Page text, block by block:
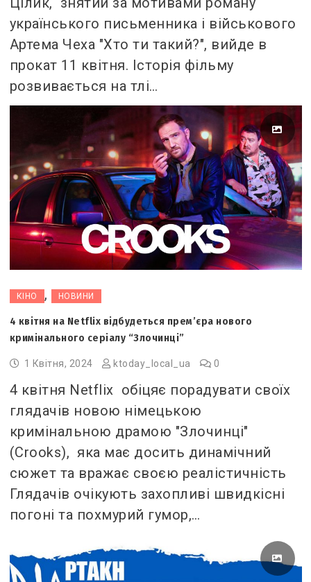
українського письменника і військового
Артема Чеха "Хто ти такий?", вийде в
прокат 11 квітня. Історія фільму
розвивається на тлі…
КІНО , НОВИНИ
4 квітня на Netflix відбудеться прем’єра нового
кримінального серіалу “Злочинці”
1 Квітня, 2024 ktoday_local_ua 0
4 квітня Netflix обіцяє порадувати своїх
глядачів новою німецькою
кримінальною драмою "Злочинці"
(Crooks), яка має досить динамічний
сюжет та вражає своєю реалістичність
Глядачів очікують захопливі швидкісні
погоні та похмурий гумор,…